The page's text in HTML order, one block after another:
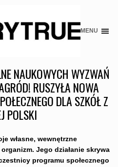
MENU
NAUKOWYCH WYZWAŃ
RUSZYŁA NOWA
DLA SZKÓŁ Z
POLSKI
własne, wewnętrzne
Jego działanie skrywa
programu społecznego